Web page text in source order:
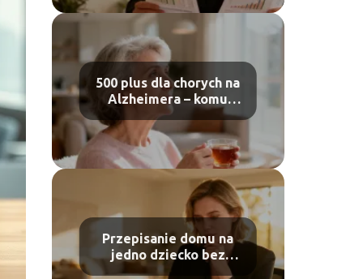
500 plus dla chorych na
Alzheimera – komu
przysługuje?
Przepisanie domu na
jedno dziecko bez
zgody drugiego – czy